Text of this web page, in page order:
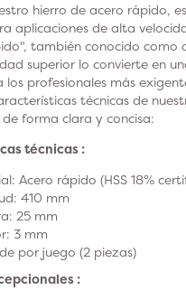
hierro de acero rápido,
aplicaciones de alta
también conocido como
superior lo convierte en
los profesionales más
técnicas de
forma clara y concisa:
técnicas :
Acero rápido (HSS 18%
410 mm
25 mm
3 mm
por juego (2 piezas)
: